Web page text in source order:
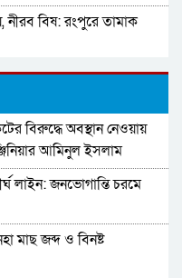
বিষ: রংপুরে তামাক
ডাকাতি: পুলিশ পরিচয়ে
তেল মজুত,ফিলিং
তেল মজুত,ফিলিং
পণ্য পাঁচার কালে সমুদ্রগামী
বিরুদ্ধে অবস্থান নেওয়ায়
আমিনুল ইসলাম
লাইন: জনভোগান্তি চরমে
মাছ জব্দ ও বিনষ্ট